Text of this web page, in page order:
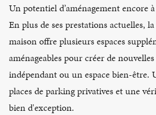
Un potentiel d’aménagement encore
En plus de ses prestations actuelles,
maison offre plusieurs espaces
aménageables pour créer de
indépendant ou un espace bien-être.
places de parking privatives et une
bien d'exception.